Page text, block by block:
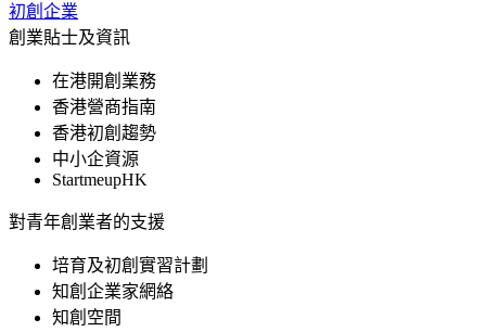
初創企業
創業貼士及資訊
在港開創業務
香港營商指南
香港初創趨勢
中小企資源
StartmeupHK
對青年創業者的支援
培育及初創實習計劃
知創企業家網絡
知創空間